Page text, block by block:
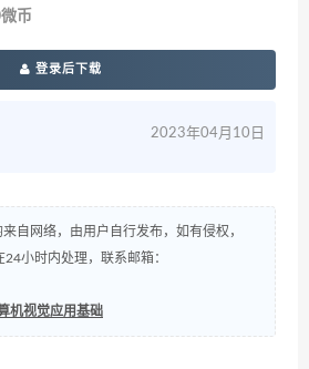
币
登录后下载
2023年04月10日
自网络，由用户自行发布，如有侵权，
小时内处理，联系邮箱：
机视觉应用基础